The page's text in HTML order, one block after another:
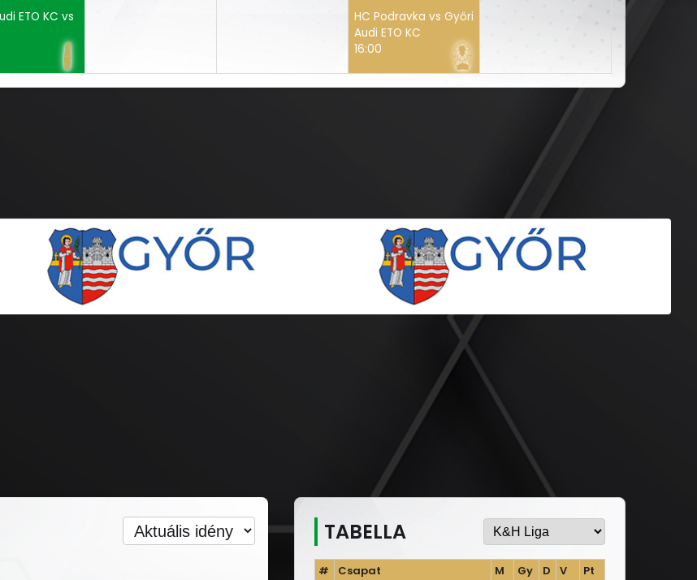
ETO KC vs
HC Podravka vs Győri
Audi ETO KC
16:00
TABELLA
# Csapat M Gy D V
Pt